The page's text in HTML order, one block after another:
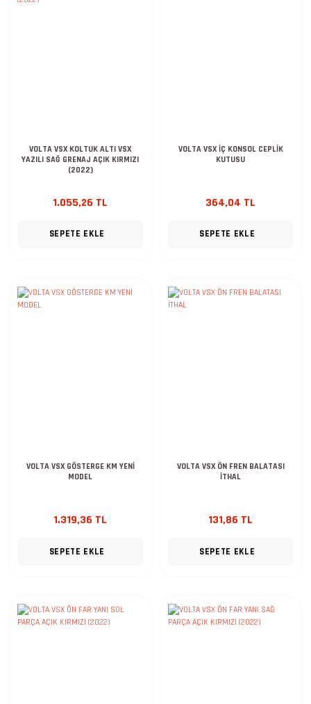
VOLTA VSX KOLTUK ALTI VSX
YAZILI SAĞ GRENAJ AÇIK KIRMIZI
(2022)
1.055,26 TL
SEPETE EKLE
VOLTA VSX İÇ KONSOL CEPLİK
KUTUSU
364,04 TL
SEPETE EKLE
VOLTA VSX GÖSTERGE KM YENİ
MODEL
1.319,36 TL
SEPETE EKLE
VOLTA VSX ÖN FREN BALATASI
İTHAL
131,86 TL
SEPETE EKLE